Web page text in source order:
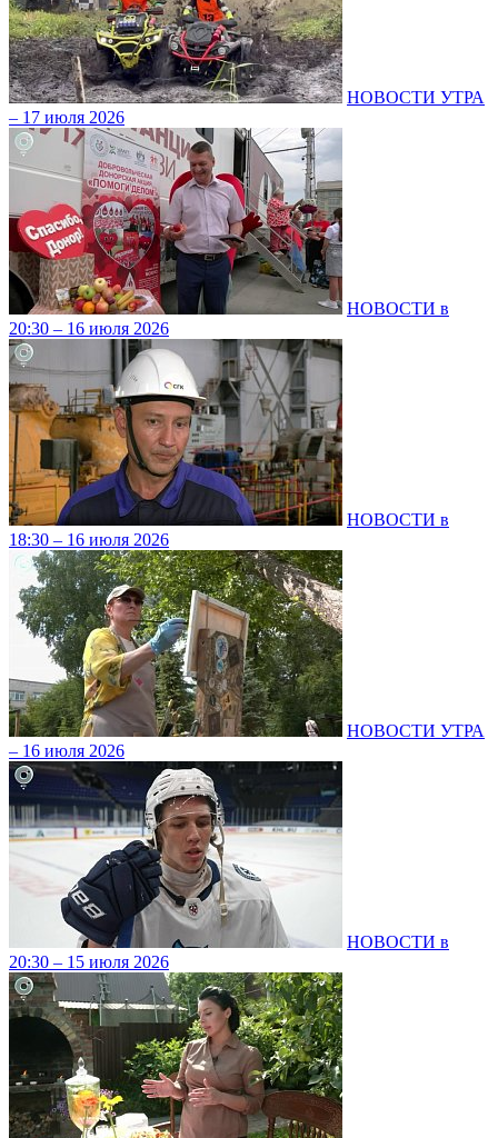
НОВОСТИ УТРА
– 17 июля 2026
НОВОСТИ в
20:30 – 16 июля 2026
НОВОСТИ в
18:30 – 16 июля 2026
НОВОСТИ УТРА
– 16 июля 2026
НОВОСТИ в
20:30 – 15 июля 2026